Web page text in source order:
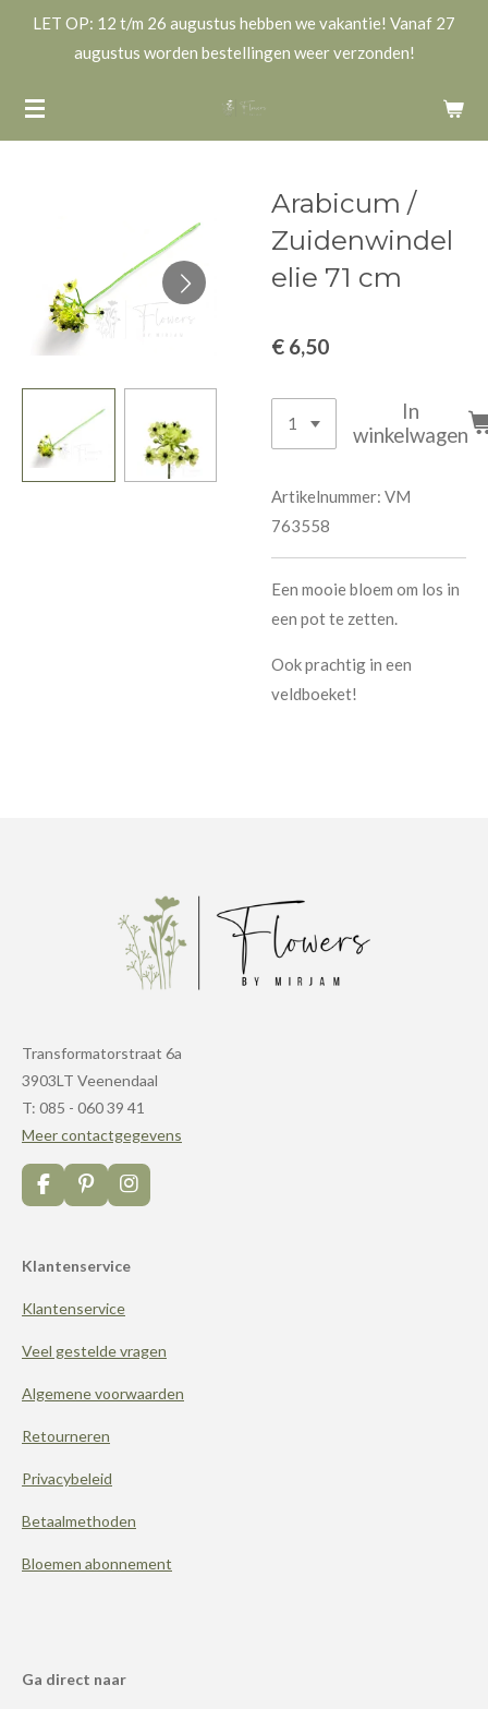
de
hoofdinhoud
LET OP: 12 t/m 26 augustus hebben we vakantie! Vanaf 27
augustus worden bestellingen weer verzonden!
Arabicum /
Zuidenwindel
elie 71 cm
€ 6,50
In
winkelwagen
Artikelnummer: VM
763558
Een mooie bloem om los in
een pot te zetten.
Ook prachtig in een
veldboeket!
Transformatorstraat 6a
3903LT Veenendaal
T: 085 - 060 39 41
Meer contactgegevens
F
a
b
o
P
i
e
e
t
I
n
a
m
Klantenservice
Klantenservice
Veel gestelde vragen
Algemene voorwaarden
Retourneren
Privacybeleid
Betaalmethoden
Bloemen abonnement
Ga direct naar